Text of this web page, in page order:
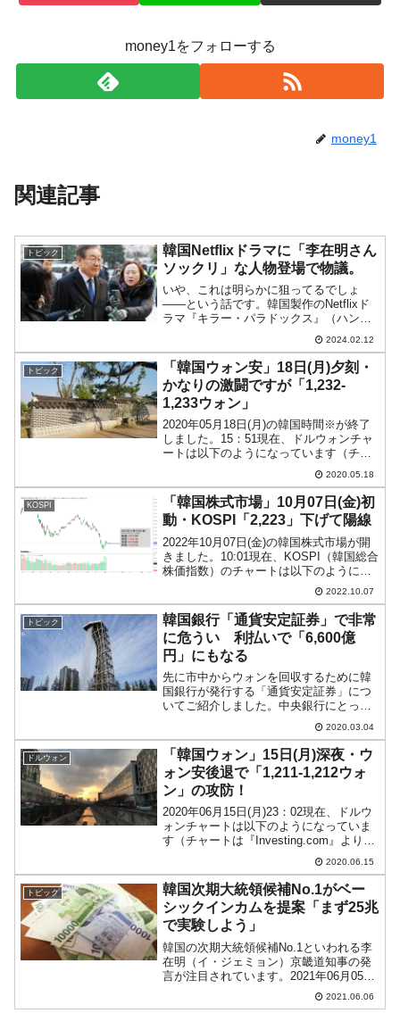
money1をフォローする
money1
関連記事
トピック
韓国Netflixドラマに「李在明さん
ソックリ」な人物登場で物議。
いや、これは明らかに狙ってるでしょ
――という話です。韓国製作のNetflixド
ラマ『キラー・パラドックス』（ハング
ル題：살인자이응난감／A Killer
Paradox）※に李在明（イ・ジェミョ
ン）さんソックリな人物が登場して物議
を醸してい...
2024.02.12
トピック
「韓国ウォン安」18日(月)夕刻・
かなりの激闘ですが「1,232-
1,233ウォン」
2020年05月18日(月)の韓国時間※が終了
しました。15：51現在、ドルウォンチャ
ートは以下のようになっています（チャ
ートは『Investing.com』より引用：以下
同）。ウォン安でスタートしましたが、
いったんは「1ドル＝1,230ウ...
2020.05.18
KOSPI
「韓国株式市場」10月07日(金)初
動・KOSPI「2,223」下げて陽線
2022年10月07日(金)の韓国株式市場が開
きました。10:01現在、KOSPI（韓国総合
株価指数）のチャートは以下のようにな
『Investing.com』より引用）。押し目が
きたのかそれとも再び底に向かうの
か……と...
2022.10.07
トピック
韓国銀行「通貨安定証券」で非常
に危うい 利払いで「6,600億
円」にもなる
先に市中からウォンを回収するために韓
国銀行が発行する「通貨安定証券」につ
いてご紹介しました。中央銀行にとって
その機能が必要であることは理解できま
すし、韓国銀行の保有する資産が少ない
ため、債券を発行して（売りオペ用の）
資産の代わりに充てるのも...
2020.03.04
ドルウォン
「韓国ウォン」15日(月)深夜・ウ
ォン安後退で「1,211-1,212ウォ
ン」の攻防！
2020年06月15日(月)23：02現在、ドルウ
ォンチャートは以下のようになっていま
す（チャートは『Investing.com』より引
用：以下同）。ローソク足の上がだいぶ
削られました。ウォン高圧力が強まった
時間帯になっています。ローソク足...
2020.06.15
トピック
韓国次期大統領候補No.1がベー
シックインカムを提案「まず25兆
で実験しよう」
韓国の次期大統領候補No.1といわれる李
在明（イ・ジェミョン）京畿道知事の発
言が注目されています。2021年06月05
日、韓国メディア『ソウル経済』に「韓
国は福祉後進国…基本所得導入可能」と
2021.06.06